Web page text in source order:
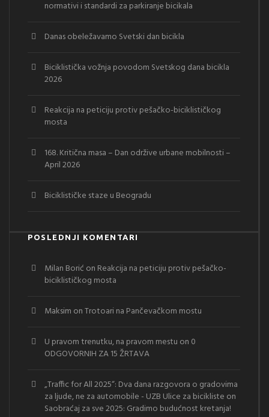
normativi i standardi za parkiranje bicikala
Danas obeležavamo Svetski dan bicikla
Biciklistička vožnja povodom Svetskog dana bicikla
2026
Reakcija na peticiju protiv pešačko-biciklističkog
mosta
168. Kritična masa – Dan održive urbane mobilnosti –
April 2026
Biciklističke staze u Beogradu
POSLEDNJI KOMENTARI
Milan Borić on Reakcija na peticiju protiv pešačko-
biciklističkog mosta
Maksim onTrotoari na Pančevačkom mostu
U pravom trenutku, na pravom mestu on 0
ODGOVORNIH ZA 15 ŽRTAVA
„Traffic for All 2025“: Dva dana razgovora o gradovima
za ljude, ne za automobile - UZB Ulice za bicikliste on
Saobraćaj za sve 2025: Gradimo budućnost kretanja!